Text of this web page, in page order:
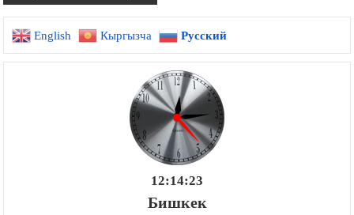
English Кыргызча Русский
12:14:24
Бишкек